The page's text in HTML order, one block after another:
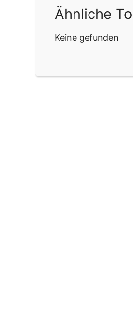
Ähnliche
Keine gefunden